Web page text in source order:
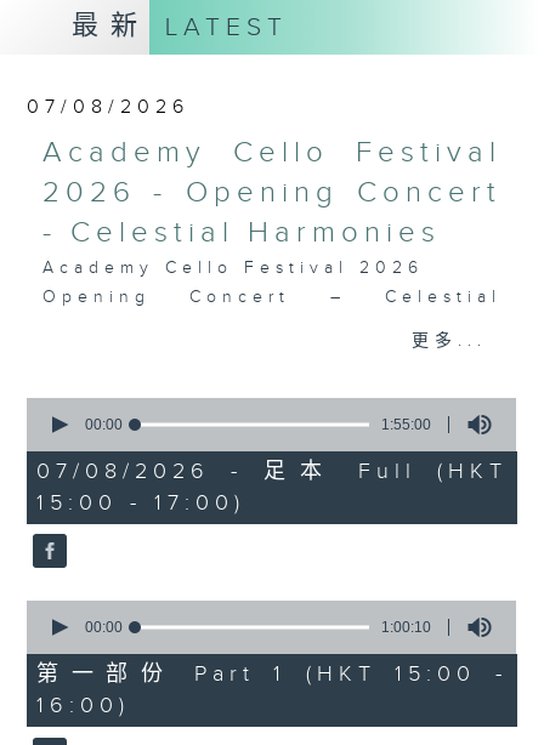
最新 LATEST
07/08/2026
Academy Cello Festival
2026 - Opening Concert
- Celestial Harmonies
Academy Cello Festival 2026
Opening Concert – Celestial
Hong Kong Academy for
GERSHWIN (KAUFMAN arr.)
Three Preludes (for 4 cellos) (8’)
ROSSINI
Overture to William Tell (for 6
MAHLER (Hibiki SAITO arr.)
(10’)
GARDEL (BARRALET arr.)
Por Una Cabeza (4’)
更多...
seconds
1
hour,
55
minutes,
0
seconds
00:00 1:55:00
07/08/2026 - 足本 Full (HKT
15:00 - 17:00)
seconds
1
hour,
10
seconds
00:00 1:00:10
第一部份 Part 1 (HKT 15:00 -
16:00)